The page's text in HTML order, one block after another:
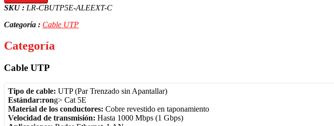
SKU : LR-CBUTP5E-ALEEXT-C
Categoría : Cable UTP
Categoría
Cable UTP
Tipo de cable: UTP (Par Trenzado sin Apantallar)
Estándar:rong> Cat 5E
Material de los conductores: Cobre revestido en taponamiento
Velocidad de transmisión: Hasta 1000 Mbps (1 Gbps)